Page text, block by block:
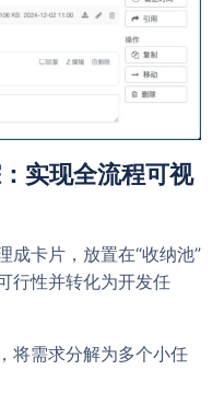
实现全流程可视
成卡片，放置在“收纳池”
行性并转化为开发任
将需求分解为多个小任